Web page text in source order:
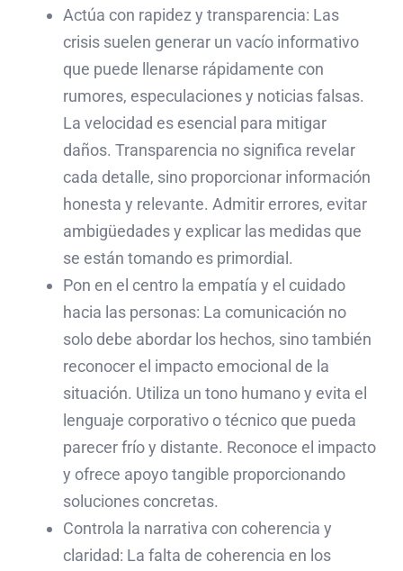
Actúa con rapidez y transparencia: Las
crisis suelen generar un vacío informativo
que puede llenarse rápidamente con
rumores, especulaciones y noticias falsas.
La velocidad es esencial para mitigar
daños. Transparencia no significa revelar
cada detalle, sino proporcionar información
honesta y relevante. Admitir errores, evitar
ambigüedades y explicar las medidas que
se están tomando es primordial.
Pon en el centro la empatía y el cuidado
hacia las personas: La comunicación no
solo debe abordar los hechos, sino también
reconocer el impacto emocional de la
situación. Utiliza un tono humano y evita el
lenguaje corporativo o técnico que pueda
parecer frío y distante. Reconoce el impacto
y ofrece apoyo tangible proporcionando
soluciones concretas.
Controla la narrativa con coherencia y
claridad: La falta de coherencia en los